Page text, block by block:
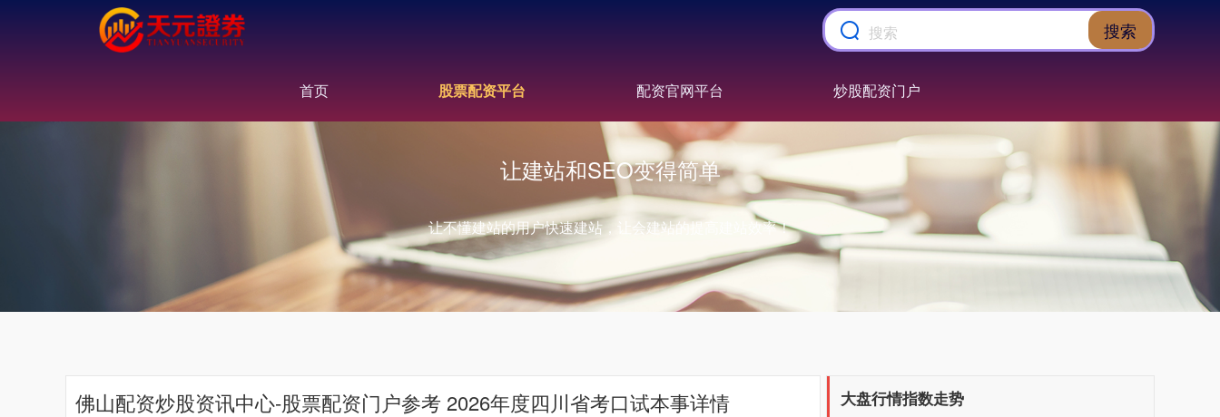
搜索
首页 股票配资平台 配资官网平台 炒股配资门户
让建站和SEO变得简单
让不懂建站的用户快速建站，让会建站的提高建站效率！
佛山配资炒股资讯中心-股票配资门户参考 2026年度四川省考口试本事详情 大盘行情指数走势
上证综指 3900.35 +21.92 +0.57%
深证成指 14110.12 -34.08